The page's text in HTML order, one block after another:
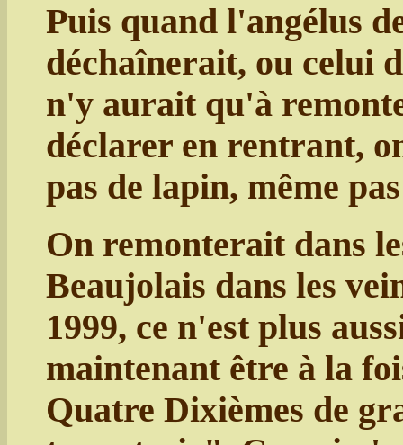
Puis quand l'angélus
déchaînerait, ou celui
n'y aurait qu'à
déclarer en rentrant,
pas de lapin, même
On remonterait dans
Beaujolais dans les
1999, ce n'est plus
maintenant être à la
Quatre Dixièmes de